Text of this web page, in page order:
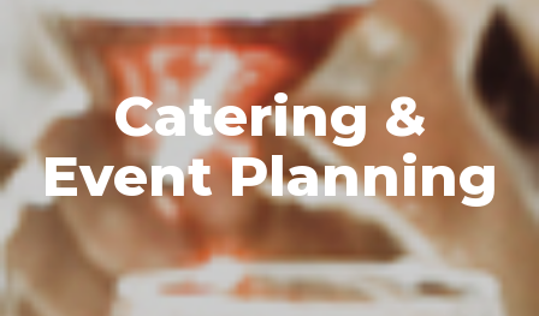
Catering &
Event Planning